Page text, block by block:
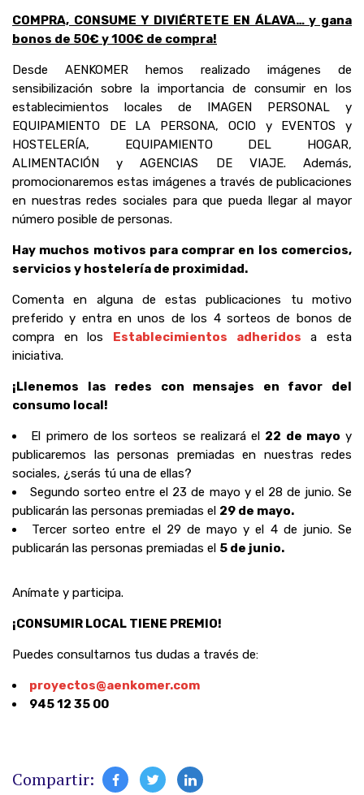
COMPRA, CONSUME Y DIVIÉRTETE EN ÁLAVA… y gana
bonos de 50€ y 100€ de compra!
Desde AENKOMER hemos realizado imágenes de
sensibilización sobre la importancia de consumir en los
establecimientos locales de IMAGEN PERSONAL y
EQUIPAMIENTO DE LA PERSONA, OCIO y EVENTOS y
HOSTELERÍA, EQUIPAMIENTO DEL HOGAR,
ALIMENTACIÓN y AGENCIAS DE VIAJE. Además,
promocionaremos estas imágenes a través de publicaciones
en nuestras redes sociales para que pueda llegar al mayor
número posible de personas.
Hay muchos motivos para comprar en los comercios,
servicios y hostelería de proximidad.
Comenta en alguna de estas publicaciones tu motivo
preferido y entra en unos de los 4 sorteos de bonos de
compra en los
Establecimientos adheridos
a esta
iniciativa.
¡Llenemos las redes con mensajes en favor del
consumo local!
El primero de los sorteos se realizará el 22 de mayo y
publicaremos las personas premiadas en nuestras redes
sociales, ¿serás tú una de ellas?
Segundo sorteo entre el 23 de mayo y el 28 de junio. Se
publicarán las personas premiadas el 29 de mayo.
Tercer sorteo entre el 29 de mayo y el 4 de junio. Se
publicarán las personas premiadas el 5 de junio.
Anímate y participa.
¡CONSUMIR LOCAL TIENE PREMIO!
Puedes consultarnos tus dudas a través de:
proyectos@aenkomer.com
945 12 35 00
Compartir: